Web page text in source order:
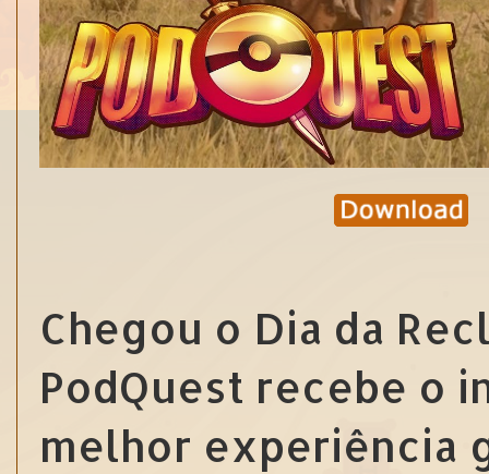
Chegou o Dia da
PodQuest recebe o
melhor experiência